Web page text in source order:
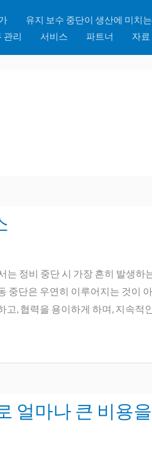
유지 보수 중단이 생산에 미치
관리
서비스 파트너 자료
정비 중단 시 가장 흔히 발생하
단은 우연히 이루어지는 것이
, 협력을 용이하게 하며, 지속
얼마나 큰 비용